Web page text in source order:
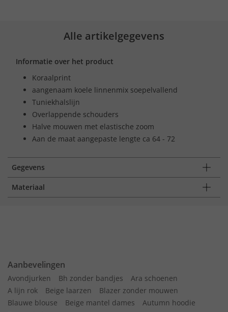
Alle artikelgegevens
Informatie over het product
Koraalprint
aangenaam koele linnenmix soepelvallend
Tuniekhalslijn
Overlappende schouders
Halve mouwen met elastische zoom
Aan de maat aangepaste lengte ca 64 - 72
Gegevens
Materiaal
Aanbevelingen
Avondjurken Bh zonder bandjes
Ara schoenen
A lijn rok
Beige laarzen
Blazer zonder mouwen
Blauwe blouse
Beige mantel dames
Autumn hoodie